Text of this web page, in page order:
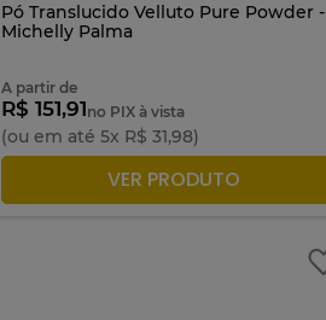
Pó Translucido Velluto Pure Powder -
Michelly Palma
A partir de
R$ 151,91no PIX à vista
(ou em até 5x R$ 31,98)
ADICIONAR À SACOLA
VER PRODUTO